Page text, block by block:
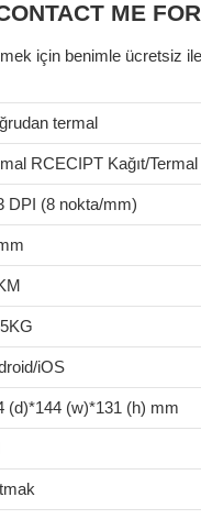
ME
için benimle ücretsiz
termal
RCECIPT Kağıt/Termal
DPI (8 nokta/mm)
iOS
(d)*144 (w)*131 (h) mm